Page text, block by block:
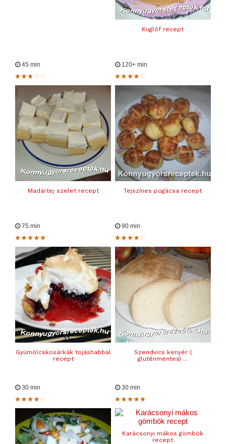
Kuglóf recept
45 min
Madártej szelet recept
120+ min
Tejszínes pogácsa recept
75 min
Gyümölcskosárkák tojáshabbal
recept
90 min
Szendvics kenyér (
gluténmentes) ...
30 min 30 min
Karácsonyi mákos gömbök
recept